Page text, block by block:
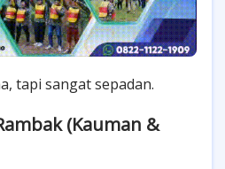
tapi sangat sepadan.
(Kauman &